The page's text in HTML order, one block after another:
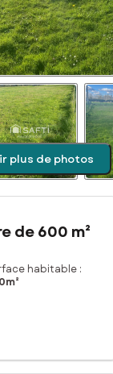
plus de photos
de 600 m²
habitable :